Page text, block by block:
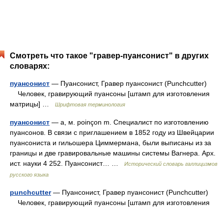
Смотреть что такое "гравер-пуансонист" в других
словарях:
пуансонист — Пуансонист, Гравер пуансонист (Punchcutter)
Человек, гравирующий пуансоны [штамп для изготовления
матрицы] …
Шрифтовая терминология
пуансонист — а, м. poinçon m. Специалист по изготовлению
пуансонов. В связи с приглашением в 1852 году из Швейцарии
пуансониста и гильошера Циммермана, были выписаны из за
границы и две гравировальные машины системы Вагнера. Арх.
ист. науки 4 252. Пуансонист… …
Исторический словарь галлицизмов
русского языка
punchcutter— Пуансонист, Гравер пуансонист (Punchcutter)
Человек, гравирующий пуансоны [штамп для изготовления